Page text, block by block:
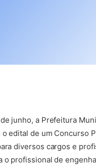
junho, a Prefeitura
edital de um Concurso
diversos cargos e
o profissional de